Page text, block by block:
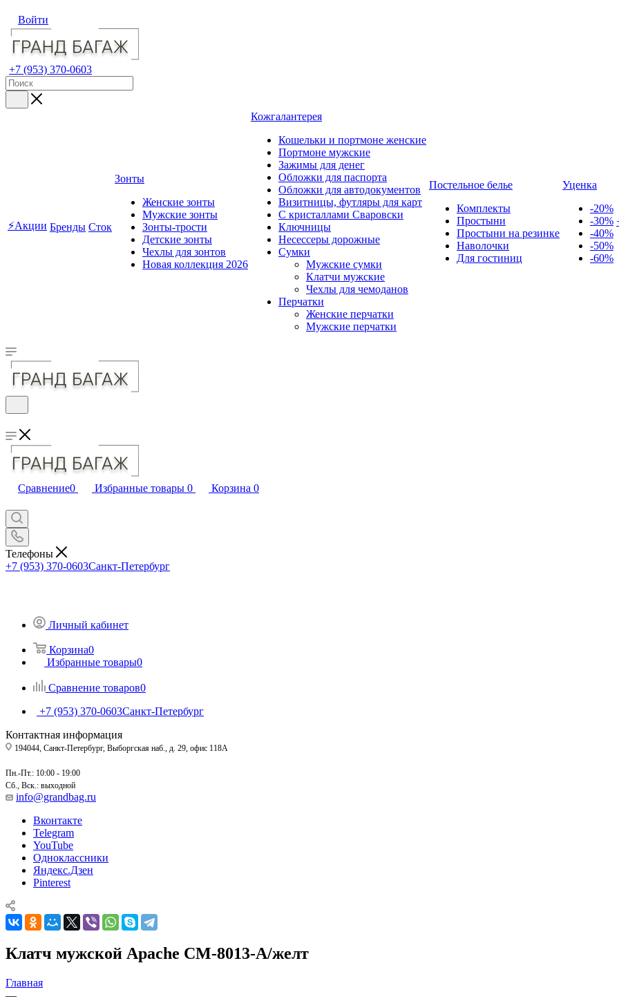
Войти
+7 (953) 370-0603
⚡Акции Бренды Сток
Зонты
Женские зонты
Мужские зонты
Зонты-трости
Детские зонты
Чехлы для зонтов
Новая коллекция 2026
Кожгалантерея
Кошельки и портмоне женские
Портмоне мужские
Зажимы для денег
Обложки для паспорта
Обложки для автодокументов
Визитницы, футляры для карт
C кристаллами Сваровски
Ключницы
Несессеры дорожные
Сумки
Мужские сумки
Клатчи мужские
Чехлы для чемоданов
Перчатки
Женские перчатки
Мужские перчатки
Постельное белье
Комплекты
Простыни
Простыни на резинке
Наволочки
Для гостиниц
Уценка
-20%
-30%
-40%
-50%
-60%
Сравнение0 Избранные товары 0 Корзина 0
Телефоны
+7 (953) 370-0603Санкт-Петербург
Личный кабинет
Корзина0
Избранные товары0
Сравнение товаров0
+7 (953) 370-0603Санкт-Петербург
Контактная информация
194044, Санкт-Петербург, Выборгская наб., д. 29, офис 118А
Пн.-Пт.: 10:00 - 19:00
Сб., Вск.: выходной
info@grandbag.ru
Вконтакте
Telegram
YouTube
Одноклассники
Яндекс.Дзен
Pinterest
Клатч мужской Apache СМ-8013-А/желт
Главная
—